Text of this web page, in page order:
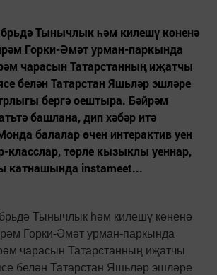
Тынычлык һәм килешү көненә
Горки-Әмәт урман-паркында
чарасын Татарстанның иҗатчы
белән Татарстан Яшьләр эшләре
бергә оештыра. Бәйрәм
башлана, дип хәбәр итә
балалар өчен интерактив уен
класслар, төрле кызыклы уеннар,
катнашында instameet...
Тынычлык һәм килешү көненә
Горки-Әмәт урман-паркында
чарасын Татарстанның иҗатчы
белән Татарстан Яшьләр эшләре